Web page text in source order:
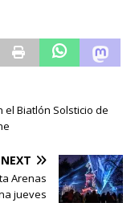
Biatlón Solsticio de
NEXT
Arenas
jueves